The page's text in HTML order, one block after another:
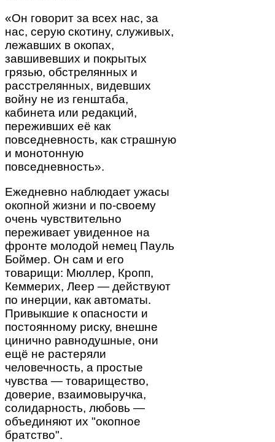
«Он говорит за всех нас, за
нас, серую скотину, служивых,
лежавших в окопах,
завшивевших и покрытых
грязью, обстрелянных и
расстрелянных, видевших
войну не из генштаба,
кабинета или редакций,
переживших её как
повседневность, как страшную
и монотонную
повседневность».
Ежедневно наблюдает ужасы
окопной жизни и по-своему
очень чувствительно
переживает увиденное на
фронте молодой немец Пауль
Боймер. Он сам и его
товарищи: Мюллер, Кропп,
Кеммерих, Леер — действуют
по инерции, как автоматы.
Привыкшие к опасности и
постоянному риску, внешне
цинично равнодушные, они
ещё не растеряли
человечность, а простые
чувства — товарищество,
доверие, взаимовыручка,
солидарность, любовь —
объединяют их "окопное
братство".